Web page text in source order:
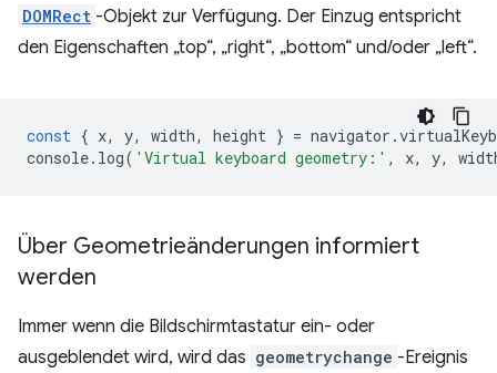
DOMRect -Objekt zur Verfügung. Der Einzug entspricht
den Eigenschaften „top“, „right“, „bottom“ und/oder „left“.
const { x, y, width, height } = navigator .
console. log( 'Virtual keyboard geometry:' , x, y,
Über Geometrieänderungen informiert
werden
Immer wenn die Bildschirmtastatur ein- oder
ausgeblendet wird, wird das geometrychange -Ereignis